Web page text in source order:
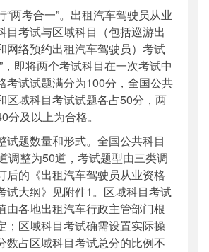
考合一”。出租汽车驾驶员从业
目考试与区域科目（包括巡游出
网络预约出租汽车驾驶员）考试
，即将两个考试科目在一次考试中
考试试题满分为100分，全国公共
区域科目考试试题各占50分，两
分及以上为合格。
题数量和形式。全国公共科目
调整为50道，考试题型由三类调
后的《出租汽车驾驶员从业资格
试大纲》见附件1。区域科目考试
由各地出租汽车行政主管部门根
；区域科目考试确需设置实际操
数占区域科目考试总分的比例不